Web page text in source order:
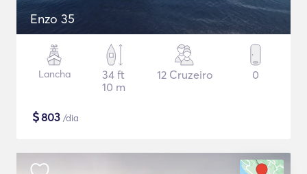
Enzo 35
Lancha
34 ft
10 m
12 Cruzeiro 0
$803 /dia